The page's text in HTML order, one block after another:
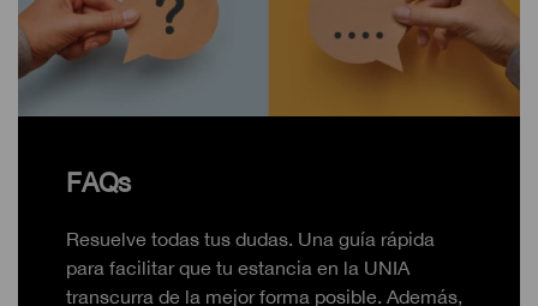
FAQs
Resuelve todas tus dudas. Una guía rápida
para facilitar que tu estancia en la UNIA
transcurra de la mejor forma posible. Además,